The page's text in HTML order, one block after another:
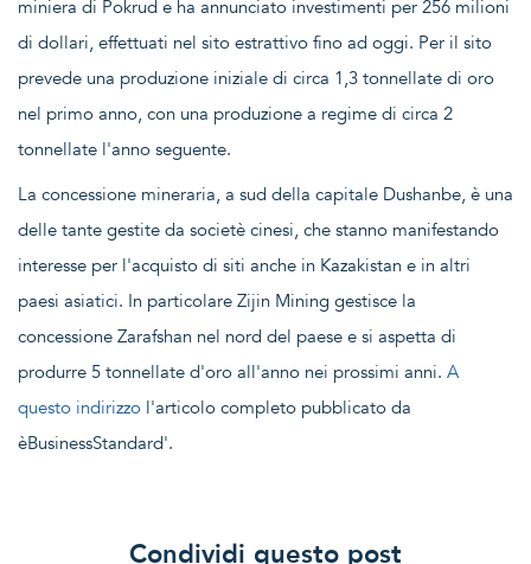
miniera di Pokrud e ha annunciato investimenti per 256 milioni
di dollari, effettuati nel sito estrattivo fino ad oggi. Per il sito
prevede una produzione iniziale di circa 1,3 tonnellate di oro
nel primo anno, con una produzione a regime di circa 2
tonnellate l'anno seguente.
La concessione mineraria, a sud della capitale Dushanbe, è una
delle tante gestite da societè cinesi, che stanno manifestando
interesse per l'acquisto di siti anche in Kazakistan e in altri
paesi asiatici. In particolare Zijin Mining gestisce la
concessione Zarafshan nel nord del paese e si aspetta di
produrre 5 tonnellate d'oro all'anno nei prossimi anni. A
questo indirizzo l'articolo completo pubblicato da
èBusinessStandard'.
Condividi questo post